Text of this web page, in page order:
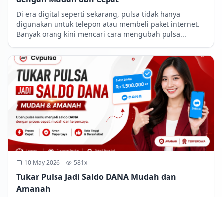
Di era digital seperti sekarang, pulsa tidak hanya
digunakan untuk telepon atau membeli paket internet.
Banyak orang kini mencari cara mengubah pulsa...
10 May 2026 581x
Tukar Pulsa Jadi Saldo DANA Mudah dan
Amanah